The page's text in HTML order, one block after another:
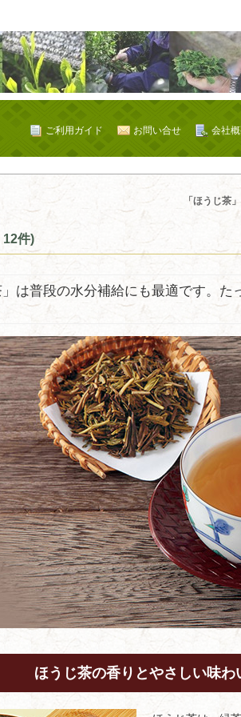
会社
お問い合せ
ご利用ガイド
「ほうじ茶
件)
は普段の水分補給にも最適です。た
ほうじ茶の香りとやさしい味わ